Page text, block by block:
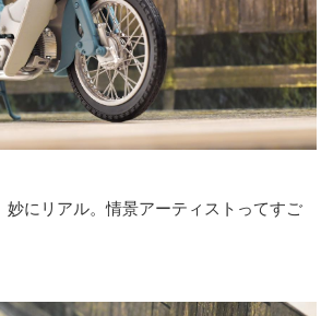
妙にリアル。情景アーティストってすご